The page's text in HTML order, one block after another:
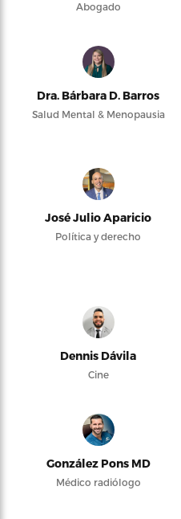
Abogado
Dra. Bárbara D. Barros
Salud Mental & Menopausia
José Julio Aparicio
Política y derecho
Dennis Dávila
Cine
González Pons MD
Médico radiólogo